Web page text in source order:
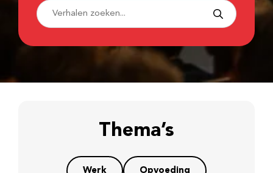
Thema’s
Werk Opvoeding